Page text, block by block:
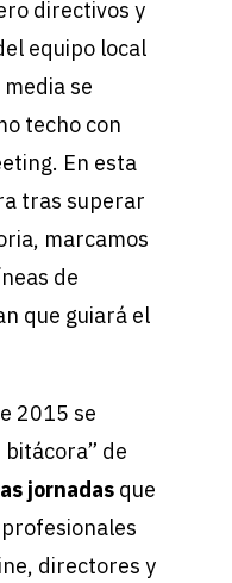
directivos y
equipo local
se
techo con
En esta
tras superar
marcamos
de
que guiará el
2015 se
de
jornadas que
directores y